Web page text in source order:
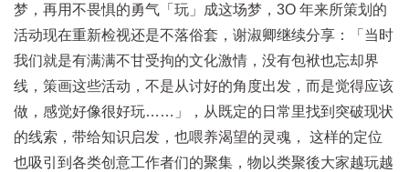
梦，再用不畏惧的勇气「玩」成这场梦，3O 年来所策划的
活动现在重新检视还是不落俗套，谢淑卿继续分享：「当时
我们就是有满满不甘受拘的文化激情，没有包袱也忘却界
线，策画这些活动，不是从讨好的角度出发，而是觉得应该
做，感觉好像很好玩……」，从既定的日常里找到突破现状
的线索，带给知识启发，也喂养渴望的灵魂， 这样的定位
也吸引到各类创意工作者们的聚集，物以类聚後大家越玩越